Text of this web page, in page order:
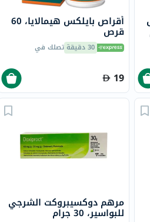
أقراص بايلكس هيمالايا، 60
قرص
30 دقيقة تصلك في
19
مرهم دوكسيبروكت الشرجي
للبواسير، 30 جرام